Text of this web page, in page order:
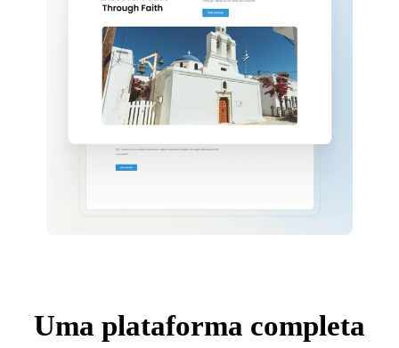
Uma plataforma completa